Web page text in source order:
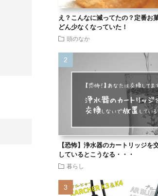
え？こんなに減ってたの？定番お
どん少なくなっていた！
頭のなか
【恐怖】浄水器のカートリッジを
しているとこうなる・・・
暮らし